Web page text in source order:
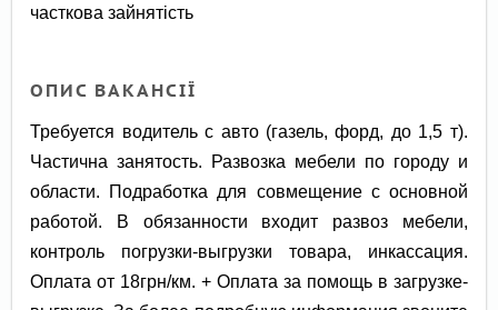
часткова зайнятість
ОПИС ВАКАНСІЇ
Требуется водитель с авто (газель, форд, до 1,5 т).
Частична занятость. Развозка мебели по городу и
области. Подработка для совмещение с основной
работой. В обязанности входит развоз мебели,
контроль погрузки-выгрузки товара, инкассация.
Оплата от 18грн/км. + Оплата за помощь в загрузке-